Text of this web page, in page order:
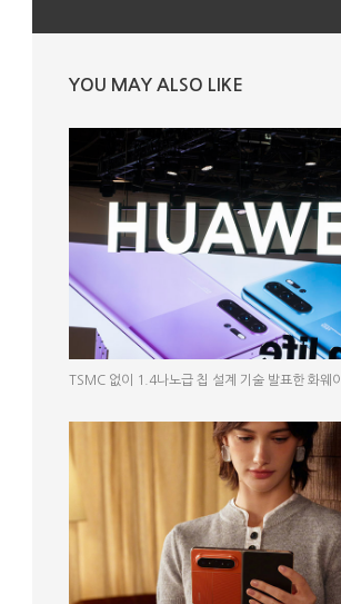
YOU MAY ALSO LIKE
TSMC 없이 1.4나노급 칩 설계 기술 발표한 화웨이